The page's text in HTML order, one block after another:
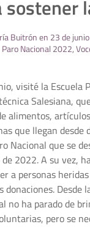
sostener
Buitrónen 23 de
Paro Nacional 2022,
visité la Escuela
Salesiana,
alimentos,
que llegan
Nacional que se
2022. A su vez,
a personas
donaciones. Desde
no ha parado de
pero se